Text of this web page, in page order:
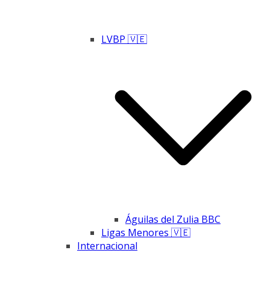
LVBP 🇻🇪
Águilas del Zulia BBC
Ligas Menores 🇻🇪
Internacional